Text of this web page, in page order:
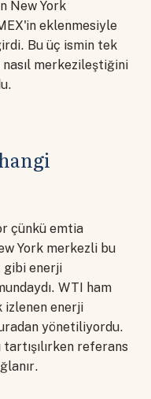
New York
eklenmesiyle
Bu üç ismin tek
merkezileştiğini
çünkü emtia
York merkezli bu
gibi enerji
WTI ham
izlenen enerji
yönetiliyordu.
referans